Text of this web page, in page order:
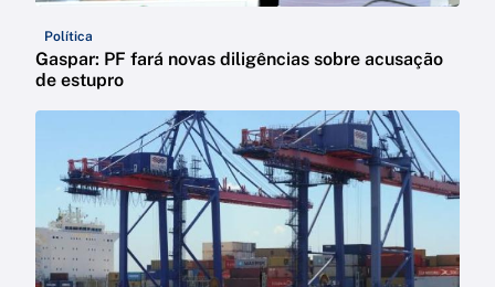
Política
Gaspar: PF fará novas diligências sobre acusação
de estupro